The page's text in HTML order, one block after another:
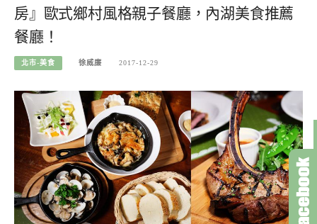
房』歐式鄉村風格親子餐廳，內湖美食推薦
餐廳！
北市-美食 徐威廉 2017-12-29